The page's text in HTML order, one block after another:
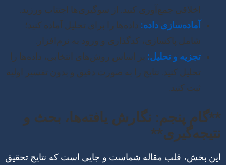
اخلاقی جمع‌آوری کنید. از سوگیری‌ها اجتناب ورزید.
آماده‌سازی داده: داده‌ها را برای تحلیل آماده کنید؛
شامل پاکسازی، کدگذاری و ورود به نرم‌افزار.
تجزیه و تحلیل: بر اساس روش‌های انتخابی، داده‌ها را
تحلیل کنید. نتایج را به صورت دقیق و بدون تفسیر اولیه
ثبت کنید.
**گام پنجم: نگارش یافته‌ها، بحث و
نتیجه‌گیری**
این بخش، قلب مقاله شماست و جایی است که نتایج تحقیق